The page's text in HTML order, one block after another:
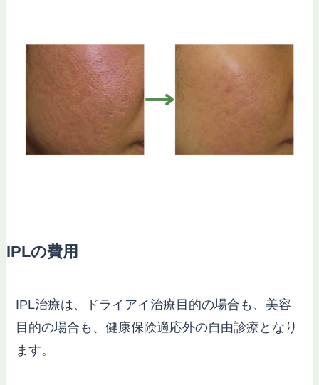
IPLの費用
IPL治療は、ドライアイ治療目的の場合も、美容
目的の場合も、健康保険適応外の自由診療となり
ます。